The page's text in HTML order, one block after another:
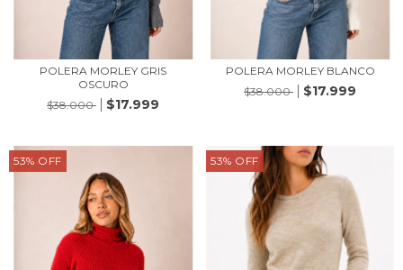
POLERA MORLEY GRIS
OSCURO
$38.000
$17.999
POLERA MORLEY BLANCO
$38.000
$17.999
53% OFF 53% OFF